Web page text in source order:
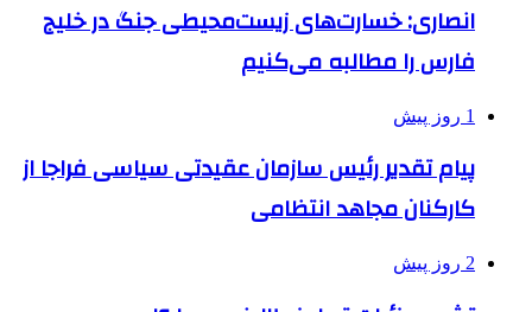
انصاری: خسارت‌های زیست‌محیطی جنگ در خلیج
فارس را مطالبه‌ می‌کنیم
1 روز پیش
پیام تقدیر رئیس سازمان عقیدتی سیاسی فراجا از
کارکنان مجاهد انتظامی
2 روز پیش